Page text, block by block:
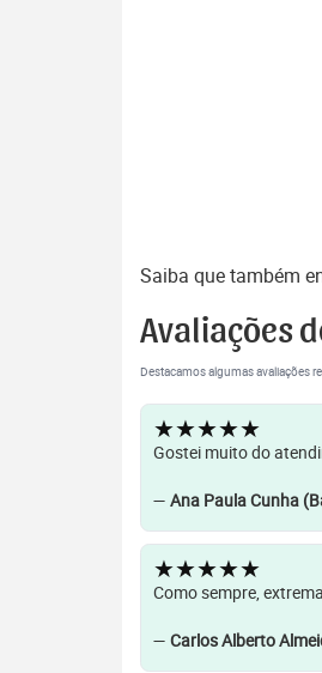
Saiba que também
Avaliações
Destacamos algumas avaliações
★★★★★
Gostei muito do
— Ana Paula Cunha
★★★★★
Como sempre,
— Carlos Alberto